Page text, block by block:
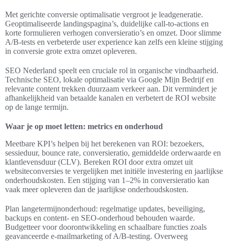
Met gerichte conversie optimalisatie vergroot je leadgeneratie.
Geoptimaliseerde landingspagina’s, duidelijke call-to-actions en
korte formulieren verhogen conversieratio’s en omzet. Door slimme
A/B-tests en verbeterde user experience kan zelfs een kleine stijging
in conversie grote extra omzet opleveren.
SEO Nederland speelt een cruciale rol in organische vindbaarheid.
Technische SEO, lokale optimalisatie via Google Mijn Bedrijf en
relevante content trekken duurzaam verkeer aan. Dit vermindert je
afhankelijkheid van betaalde kanalen en verbetert de ROI website
op de lange termijn.
Waar je op moet letten: metrics en onderhoud
Meetbare KPI’s helpen bij het berekenen van ROI: bezoekers,
sessieduur, bounce rate, conversieratio, gemiddelde orderwaarde en
klantlevensduur (CLV). Bereken ROI door extra omzet uit
websiteconversies te vergelijken met initiële investering en jaarlijkse
onderhoudskosten. Een stijging van 1–2% in conversieratio kan
vaak meer opleveren dan de jaarlijkse onderhoudskosten.
Plan langetermijnonderhoud: regelmatige updates, beveiliging,
backups en content- en SEO-onderhoud behouden waarde.
Budgetteer voor doorontwikkeling en schaalbare functies zoals
geavanceerde e-mailmarketing of A/B-testing. Overweeg